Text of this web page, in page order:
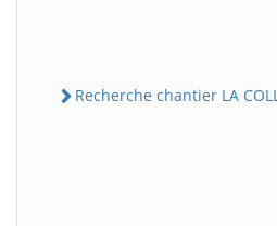
Recherche chantier LA